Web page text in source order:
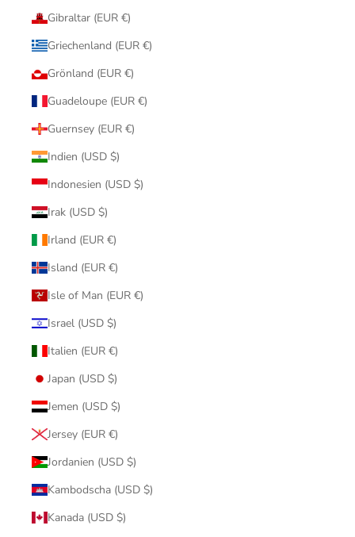
Gibraltar (EUR €)
Griechenland (EUR €)
Grönland (EUR €)
Guadeloupe (EUR €)
Guernsey (EUR €)
Indien (USD $)
Indonesien (USD $)
Irak (USD $)
Irland (EUR €)
Island (EUR €)
Isle of Man (EUR €)
Israel (USD $)
Italien (EUR €)
Japan (USD $)
Jemen (USD $)
Jersey (EUR €)
Jordanien (USD $)
Kambodscha (USD $)
Kanada (USD $)